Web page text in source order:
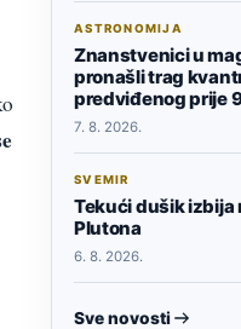
ASTRONOMIJA
Znanstvenici u
pronašli trag
predviđenog prije
7. 8. 2026.
SVEMIR
Tekući dušik izbija
Plutona
6. 8. 2026.
Sve novosti